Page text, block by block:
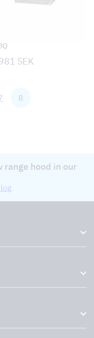
SEK
8
range hood in our